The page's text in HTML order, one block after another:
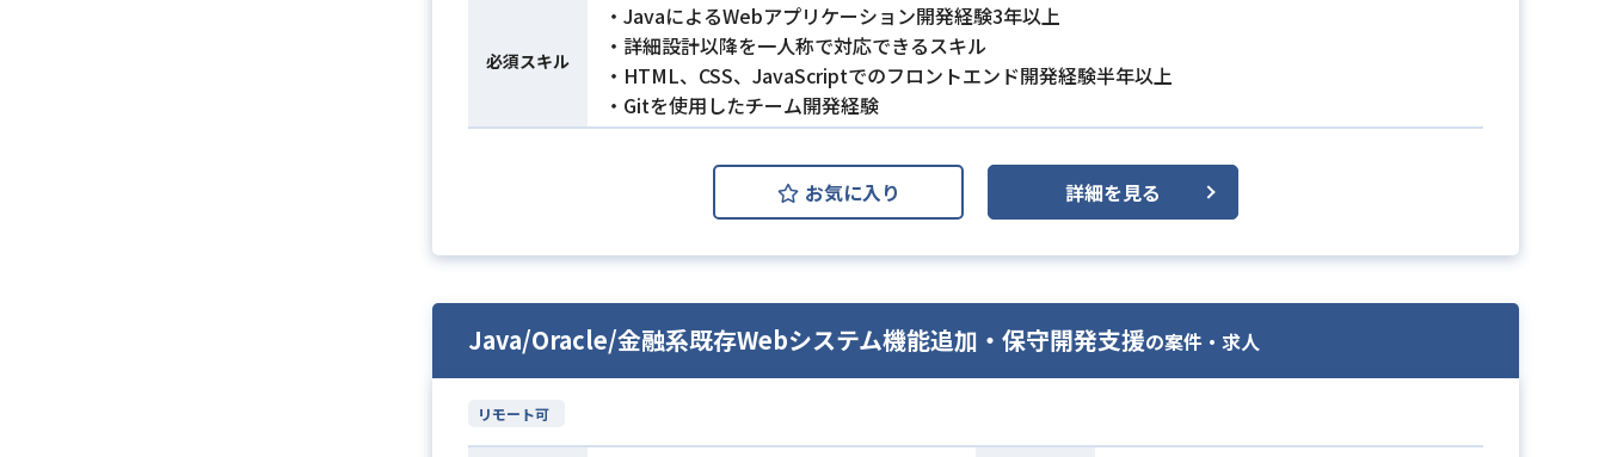
必須スキル
・JavaによるWebアプリケーション開発経験3年以上
・詳細設計以降を一人称で対応できるスキル
・HTML、CSS、JavaScriptでのフロントエンド開発経験半年以上
・Gitを使用したチーム開発経験
お気に入り 詳細を見る
Java/Oracle/金融系既存Webシステム機能追加・保守開発支援の案件・求人
リモート可